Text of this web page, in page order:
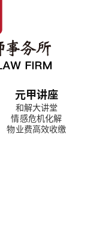
元甲讲座
和解大讲堂
情感危机化解
物业费高效收缴